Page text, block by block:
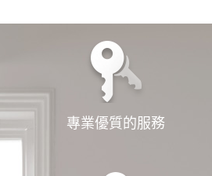
專業優質的服務